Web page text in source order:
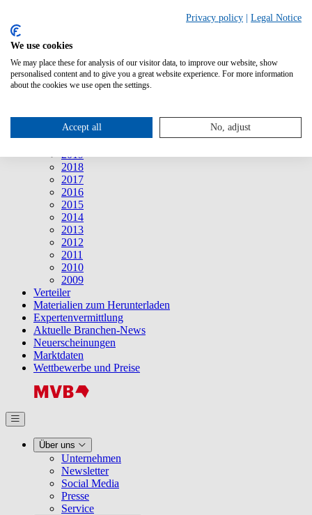
Mitteilungen
2026
2025
2024
2022
2021
2020
2019
2018
2017
2016
2015
2014
2013
2012
2011
2010
2009
Verteiler
Materialien zum Herunterladen
Expertenvermittlung
Aktuelle Branchen-News
Neuerscheinungen
Marktdaten
Wettbewerbe und Preise
Über uns
Unternehmen
Newsletter
Social Media
Presse
Service
Privacy policy Legal Notice
We use cookies
We may place these for analysis of our visitor data, to improve our website, show
personalised content and to give you a great website experience. For more information
about the cookies we use open the settings.
Accept all No, adjust